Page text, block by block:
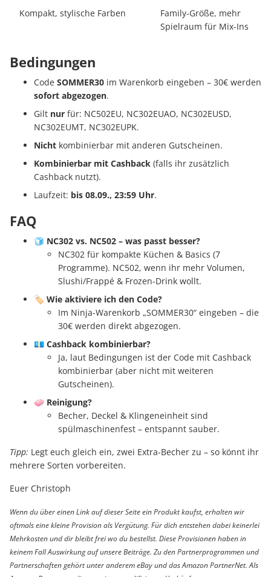
Kompakt, stylische Farben
Family-Größe, mehr
Spielraum für Mix-Ins
Bedingungen
Code SOMMER30 im Warenkorb eingeben – 30€ werden
sofort abgezogen.
Gilt nur für: NC502EU, NC302EUAO, NC302EUSD,
NC302EUMT, NC302EUPK.
Nicht kombinierbar mit anderen Gutscheinen.
Kombinierbar mit Cashback (falls ihr zusätzlich
Cashback nutzt).
Laufzeit: bis 08.09., 23:59 Uhr.
FAQ
🧊 NC302 vs. NC502 – was passt besser?
NC302 für kompakte Küchen & Basics (7
Programme). NC502, wenn ihr mehr Volumen,
Slushi/Frappé & Frozen-Drink wollt.
🏷️ Wie aktiviere ich den Code?
Im Ninja-Warenkorb „SOMMER30“ eingeben – die
30€ werden direkt abgezogen.
💶 Cashback kombinierbar?
Ja, laut Bedingungen ist der Code mit Cashback
kombinierbar (aber nicht mit weiteren
Gutscheinen).
🧼 Reinigung?
Becher, Deckel & Klingeneinheit sind
spülmaschinenfest – entspannt sauber.
Tipp: Legt euch gleich ein, zwei Extra-Becher zu – so könnt ihr
mehrere Sorten vorbereiten.
Euer Christoph
Wenn du über einen Link auf dieser Seite ein Produkt kaufst, erhalten wir
oftmals eine kleine Provision als Vergütung. Für dich entstehen dabei keinerlei
Mehrkosten und dir bleibt frei wo du bestellst. Diese Provisionen haben in
keinem Fall Auswirkung auf unsere Beiträge. Zu den Partnerprogrammen und
Partnerschaften gehört unter anderem eBay und das Amazon PartnerNet. Als